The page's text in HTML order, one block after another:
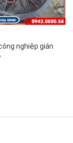
nghiệp gián